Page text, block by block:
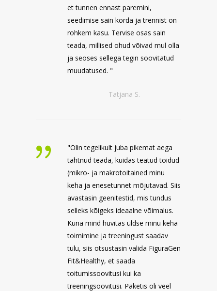
et tunnen ennast paremini,
seedimise sain korda ja trennist on
rohkem kasu. Tervise osas sain
teada, millised ohud võivad mul olla
ja seoses sellega tegin soovitatud
muudatused. "
Tatjana S.
"Olin tegelikult juba pikemat aega
tahtnud teada, kuidas teatud toidud
(mikro- ja makrotoitained minu
keha ja enesetunnet mõjutavad. Siis
avastasin geenitestid, mis tundus
selleks kõigeks ideaalne võimalus.
Kuna mind huvitas üldse minu keha
toimimine ja treeningust saadav
tulu, siis otsustasin valida FiguraGen
Fit&Healthy, et saada
toitumissoovitusi kui ka
treeningsoovitusi. Paketis oli veel